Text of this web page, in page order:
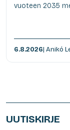
vuoteen 2035
6.8.2026| Anikó
UUTISKIRJE